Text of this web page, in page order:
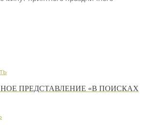
ПРЕДСТАВЛЕНИЕ «В ПОИСКАХ